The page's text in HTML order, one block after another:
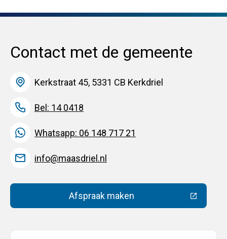
Contact met de gemeente
Kerkstraat 45, 5331 CB Kerkdriel
Bel: 14 0418
Whatsapp: 06 148 717 21
info@maasdriel.nl
Afspraak maken(Deze link gaat naar een